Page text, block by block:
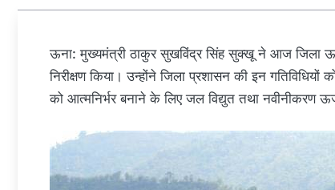
ऊना: मुख्यमंत्री ठाकुर सुखविंद्र सिंह सुक्खू ने आज जिला
निरीक्षण किया। उन्होंने जिला प्रशासन की इन
को आत्मनिर्भर बनाने के लिए जल विद्युत तथा नवीनीकरण